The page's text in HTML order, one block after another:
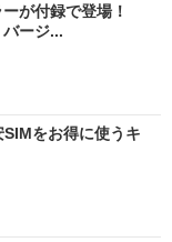
ーが付録で登場！
ージ...
をお得に使うキ